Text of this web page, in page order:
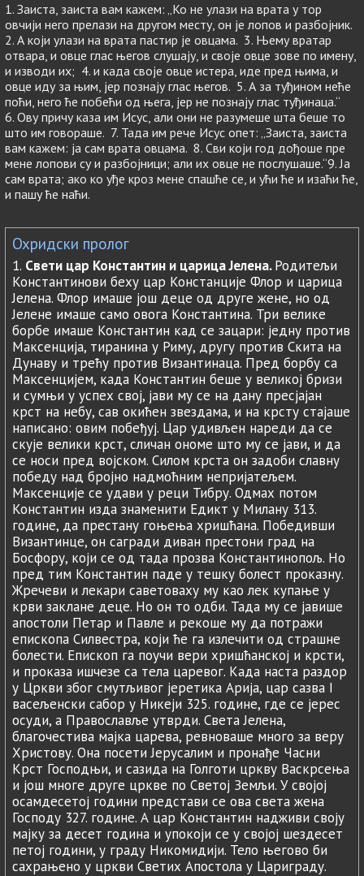
1. Заиста, заиста вам кажем: „Ко не улази на врата у тор
овчији него прелази на другом месту, он је лопов и разбојник.
2. А који улази на врата пастир је овцама. 3. Њему вратар
отвара, и овце глас његов слушају, и своје овце зове по имену,
и изводи их; 4. и када своје овце истера, иде пред њима, и
овце иду за њим, јер познају глас његов. 5. А за туђином неће
поћи, него ће побећи од њега, јер не познају глас туђинаца.“
6. Ову причу каза им Исус, али они не разумеше шта беше то
што им говораше. 7. Тада им рече Исус опет: „Заиста, заиста
вам кажем: ја сам врата овцама. 8. Сви који год дођоше пре
мене лопови су и разбојници; али их овце не послушаше.“9. Ја
сам врата; ако ко уђе кроз мене спашће се, и ући ће и изаћи ће,
и пашу ће наћи.
Охридски пролог
1. Свети цар Константин и царица Јелена.Родитељи
Константинови беху цар Констанције Флор и царица
Јелена. Флор имаше још деце од друге жене, но од
Јелене имаше само овога Константина. Три велике
борбе имаше Константин кад се зацари: једну против
Максенција, тиранина у Риму, другу против Скита на
Дунаву и трећу против Византинаца. Пред борбу са
Максенцијем, када Константин беше у великој бризи
и сумњи у успех свој, јави му се на дану пресјајан
крст на небу, сав окићен звездама, и на крсту стајаше
написано: овим побеђуј. Цар удивљен нареди да се
скује велики крст, сличан ономе што му се јави, и да
се носи пред војском. Силом крста он задоби славну
победу над бројно надмоћним непријатељем.
Максенције се удави у реци Тибру. Одмах потом
Константин изда знаменити Едикт у Милану 313.
године, да престану гоњења хришћана. Победивши
Византинце, он сагради диван престони град на
Босфору, који се од тада прозва Константинопољ. Но
пред тим Константин паде у тешку болест проказну.
Жречеви и лекари саветоваху му као лек купање у
крви заклане деце. Но он то одби. Тада му се јавише
апостоли Петар и Павле и рекоше му да потражи
епископа Силвестра, који ће га излечити од страшне
болести. Епископ га поучи вери хришћанској и крсти,
и проказа ишчезе са тела царевог. Када наста раздор
у Цркви због смутљивог јеретика Арија, цар сазва I
васељенски сабор у Никеји 325. године, где се јерес
осуди, а Православље утврди. Света Јелена,
благочестива мајка царева, ревноваше много за веру
Христову. Она посети Јерусалим и пронађе Часни
Крст Господњи, и сазида на Голготи цркву Васкрсења
и још многе друге цркве по Светој Земљи. У својој
осамдесетој години представи се ова света жена
Господу 327. године. А цар Константин надживи своју
мајку за десет година и упокоји се у својој шездесет
петој години, у граду Никомидији. Тело његово би
сахрањено у цркви Светих Апостола у Цариграду.